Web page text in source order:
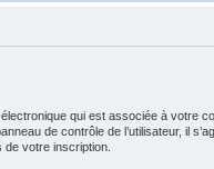
qui est associée à votre
de contrôle de l’utilisateur, il
votre inscription.